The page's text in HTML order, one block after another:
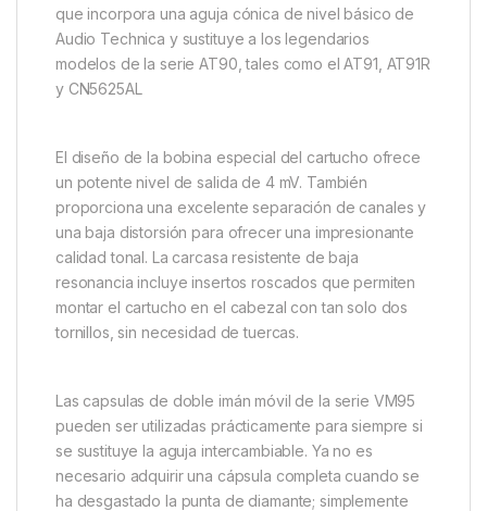
que incorpora una aguja cónica de nivel básico de
Audio Technica y sustituye a los legendarios
modelos de la serie AT90, tales como el AT91, AT91R
y CN5625AL
El diseño de la bobina especial del cartucho ofrece
un potente nivel de salida de 4 mV. También
proporciona una excelente separación de canales y
una baja distorsión para ofrecer una impresionante
calidad tonal. La carcasa resistente de baja
resonancia incluye insertos roscados que permiten
montar el cartucho en el cabezal con tan solo dos
tornillos, sin necesidad de tuercas.
Las capsulas de doble imán móvil de la serie VM95
pueden ser utilizadas prácticamente para siempre si
se sustituye la aguja intercambiable. Ya no es
necesario adquirir una cápsula completa cuando se
ha desgastado la punta de diamante; simplemente